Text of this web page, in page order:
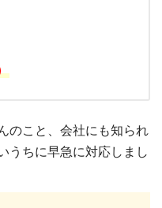
のこと、会社にも知られ
うちに早急に対応しまし